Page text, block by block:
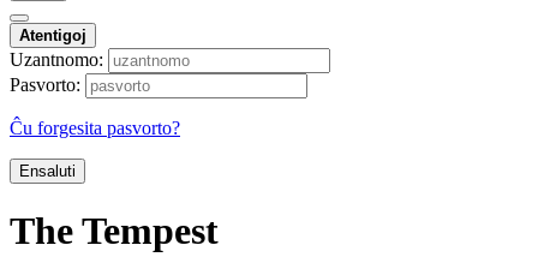
Atentigoj
Uzantnomo:
Pasvorto:
Ĉu forgesita pasvorto?
Ensaluti
The Tempest